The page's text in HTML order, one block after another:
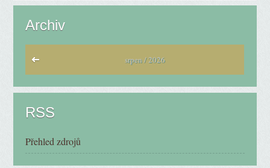
Archiv
srpen / 2026
RSS
Přehled zdrojů